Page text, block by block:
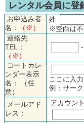
レンタル会員に登
お申込み者
名：
（※）
姓
※空白は
連絡先
TEL：
（※）
-
コートカレ
ンダー表示
名： （任
意）
ここに入
例：サー
メールアド
レス：
アカウント